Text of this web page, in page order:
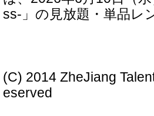
ss-」の見放題・単品レ
(C) 2014 ZheJiang
eserved